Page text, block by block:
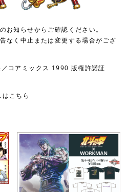
お知らせからご確認ください。
なく中止または変更する場合がござ
コアミックス 1990 版権許諾証
こちら